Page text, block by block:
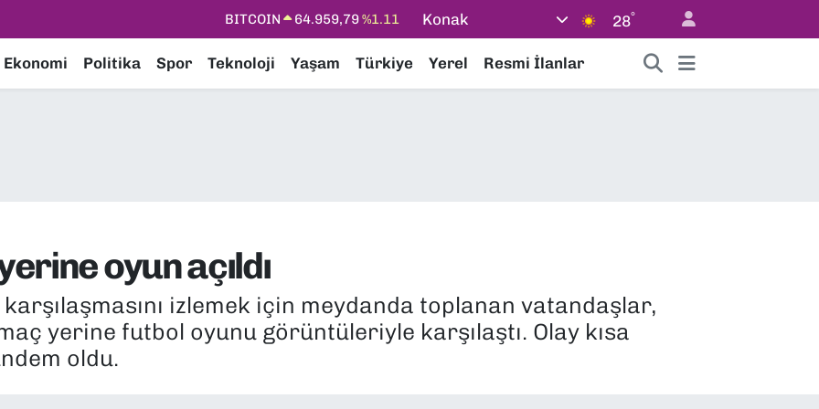
DOLAR 47,7436%0.18
STERLİN
64,4811%0.38
Konak 28°
Ekonomi Politika Spor Teknoloji Yaşam Türkiye Yerel Resmi İlanlar
oyun açıldı
izlemek için meydanda toplanan vatandaşlar,
yerine futbol oyunu görüntüleriyle karşılaştı. Olay kısa
oldu.